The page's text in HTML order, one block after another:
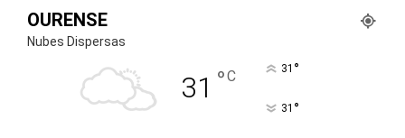
OURENSE
Nubes Dispersas
31 °C 31 °
31 °